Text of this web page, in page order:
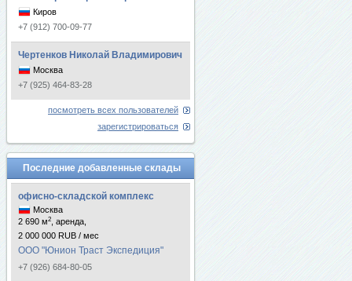
Киров
+7 (912) 700-09-77
Чертенков Николай Владимирович
Москва
+7 (925) 464-83-28
посмотреть всех пользователей
зарегистрироваться
Последние добавленные склады
офисно-складской комплекс
Москва
2 690 м2
, аренда,
2 000 000 RUB / мес
ООО "Юнион Траст Экспедиция"
+7 (926) 684-80-05